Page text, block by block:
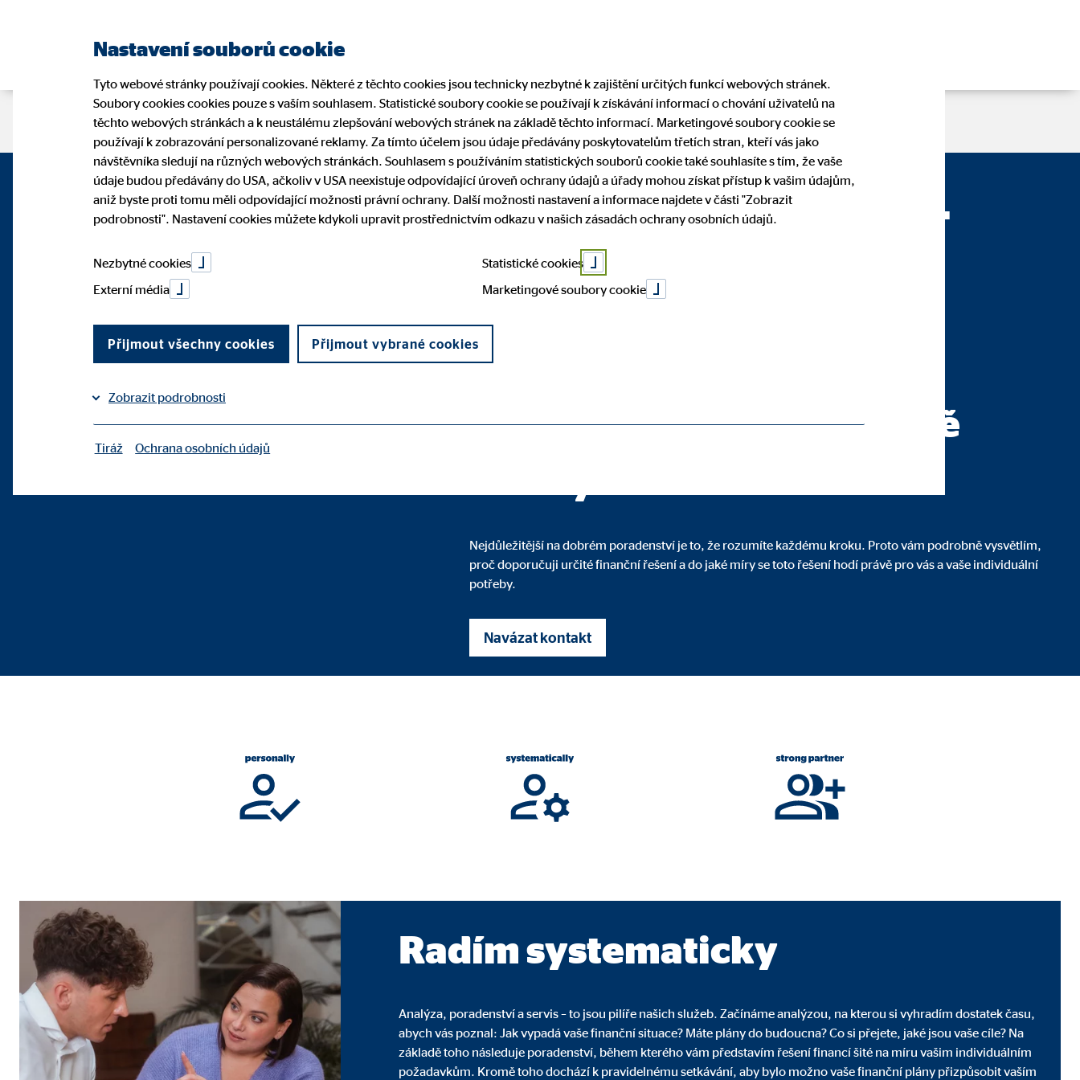
Stránka poradce Recruiting
Ing. Ladislav Zajíc —
Ostrava
Zemské ředitelství pro OVB Allfinanz, a.s.
Odbornou čínštinu ode mě
Nejdůležitější na dobrém poradenství je to, že rozumíte každému kroku. Proto vám podrobně vysvětlím,
proč doporučuji určité finanční řešení a do jaké míry se toto řešení hodí právě pro vás a vaše individuální
potřeby.
Navázat kontakt
Radím systematicky
Analýza, poradenství a servis – to jsou pilíře našich služeb. Začínáme analýzou, na kterou si vyhradím dostatek času,
abych vás poznal: Jak vypadá vaše finanční situace? Máte plány do budoucna? Co si přejete, jaké jsou vaše cíle? Na
základě toho následuje poradenství, během kterého vám představím řešení financí šité na míru vašim individuálním
požadavkům. Kromě toho dochází k pravidelnému setkávání, aby bylo možno vaše finanční plány přizpůsobit vaším
Nastavení souborů cookie
Tyto webové stránky používají cookies. Některé z těchto cookies jsou technicky nezbytné k zajištění určitých funkcí webových stránek.
Soubory cookies cookies pouze s vaším souhlasem. Statistické soubory cookie se používají k získávání informací o chování uživatelů na
těchto webových stránkách a k neustálému zlepšování webových stránek na základě těchto informací. Marketingové soubory cookie se
používají k zobrazování personalizované reklamy. Za tímto účelem jsou údaje předávány poskytovatelům třetích stran, kteří vás jako
návštěvníka sledují na různých webových stránkách. Souhlasem s používáním statistických souborů cookie také souhlasíte s tím, že vaše
údaje budou předávány do USA, ačkoliv v USA neexistuje odpovídající úroveň ochrany údajů a úřady mohou získat přístup k vašim údajům,
aniž byste proti tomu měli odpovídající možnosti právní ochrany. Další možnosti nastavení a informace najdete v části "Zobrazit
podrobnosti". Nastavení cookies můžete kdykoli upravit prostřednictvím odkazu v našich zásadách ochrany osobních údajů.
Nezbytné cookies
Statistické cookies
Externí média
Marketingové soubory cookie
Přijmout všechny cookies Přijmout vybrané cookies
Zobrazit podrobnosti
Uložení uživatelských nastavení
Statistické cookies
Statistické cookies shromažďují informace anonymně. Tyto informace nám pomáhají pochopit, jak návštěvníci používají naše webové stránky.
Google Analytics
Označení: _ga, _gat_UA-41411249-6, _gid
Poskytovatel: Google Ireland Ltd.
Účel: Shromažďování statistických údajů k užívání webové stránky
Tiráž Ochrana osobních údajů